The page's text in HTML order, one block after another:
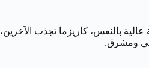
بالنفس، كاريزما تجذب
ومشرق.